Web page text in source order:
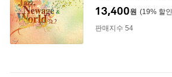
19%
13,400원
판매지수 54